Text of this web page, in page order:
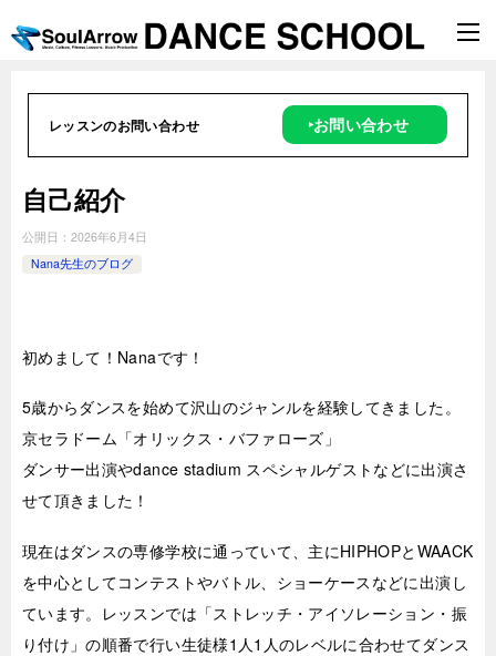
レッスンのお問い合わせ ‣お問い合わせ
自己紹介
公開日： 2026年6月4日
Nana先生のブログ
初めまして！Nanaです！
5歳からダンスを始めて沢山のジャンルを経験してきました。
京セラドーム「オリックス・バファローズ」
ダンサー出演やdance stadium スペシャルゲストなどに出演さ
せて頂きました！
現在はダンスの専修学校に通っていて、主にHIPHOPとWAACK
を中心としてコンテストやバトル、ショーケースなどに出演し
ています。レッスンでは「ストレッチ・アイソレーション・振
り付け」の順番で行い生徒様1人1人のレベルに合わせてダンス